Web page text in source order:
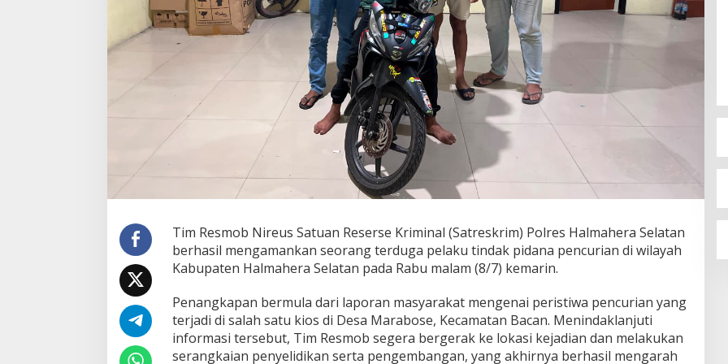
T
e
k
n
j
a
h
a
n
,
Tim Resmob Nireus Satuan Reserse Kriminal (Satreskrim) Polres Halmahera Selatan
berhasil mengamankan seorang terduga pelaku tindak pidana pencurian di wilayah
Kabupaten Halmahera Selatan pada Rabu malam (8/7) kemarin.
Penangkapan bermula dari laporan masyarakat mengenai peristiwa pencurian yang
terjadi di salah satu kios di Desa Marabose, Kecamatan Bacan. Menindaklanjuti
informasi tersebut, Tim Resmob segera bergerak ke lokasi kejadian dan melakukan
serangkaian penyelidikan serta pengembangan, yang akhirnya berhasil mengarah